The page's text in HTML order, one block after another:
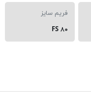
فریم سایز
FS ۸۰